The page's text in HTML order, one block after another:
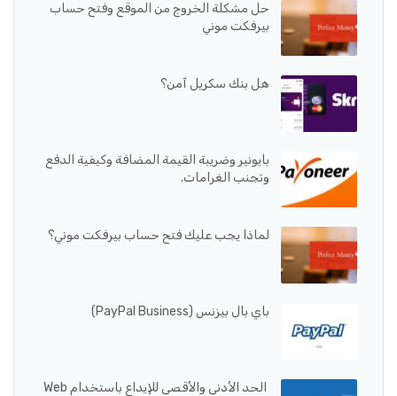
حل مشكلة الخروج من الموقع وفتح حساب
بيرفكت موني
هل بنك سكريل آمن؟
بايونير وضريبة القيمة المضافة وكيفية الدفع
وتجنب الغرامات.
لماذا يجب عليك فتح حساب بيرفكت موني؟
باي بال بيزنس (PayPal Business)
الحد الأدنى والأقصى للإيداع باستخدام Web